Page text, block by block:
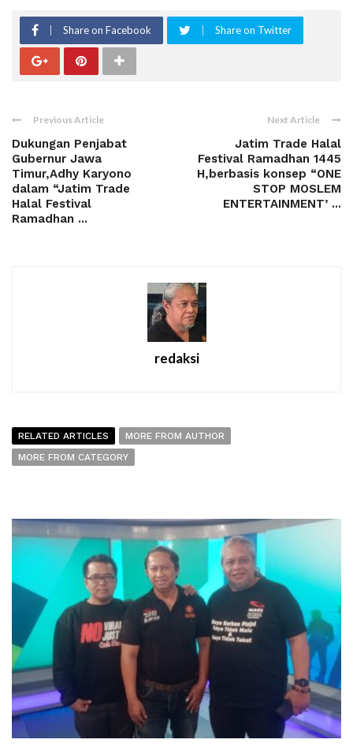
Share on Facebook Share on Twitter
Previous Article
Dukungan Penjabat
Gubernur Jawa
Timur,Adhy Karyono
dalam “Jatim Trade
Halal Festival
Ramadhan ...
Next Article
Jatim Trade Halal
Festival Ramadhan 1445
H,berbasis konsep “ONE
STOP MOSLEM
ENTERTAINMENT’ ...
redaksi
RELATED ARTICLES
MORE FROM AUTHOR
MORE FROM CATEGORY